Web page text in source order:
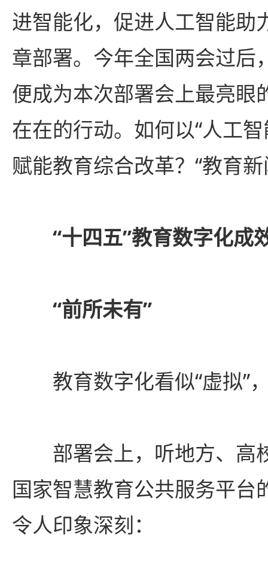
进智能化，促进人工智能助
章部署。今年全国两会过后
便成为本次部署会上最亮眼
在在的行动。如何以“人工
赋能教育综合改革？“教育
“十四五”教育数字化成
“前所未有”
教育数字化看似“虚拟”
部署会上，听地方、高
国家智慧教育公共服务平台
令人印象深刻：